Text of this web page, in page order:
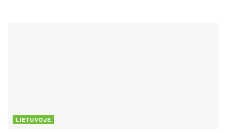
LIETUVOJE